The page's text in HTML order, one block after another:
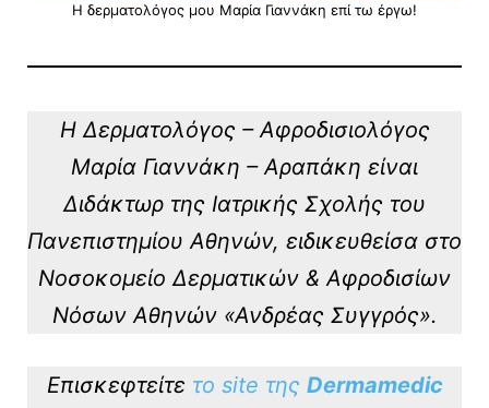
Η δερματολόγος μου Μαρία Γιαννάκη επί τω έργω!
Η Δερματολόγος – Αφροδισιολόγος
Μαρία Γιαννάκη – Αραπάκη είναι
Διδάκτωρ της Ιατρικής Σχολής του
Πανεπιστημίου Αθηνών, ειδικευθείσα στο
Νοσοκομείο Δερματικών & Αφροδισίων
Νόσων Αθηνών «Ανδρέας Συγγρός».
Επισκεφτείτε το site της Dermamedic